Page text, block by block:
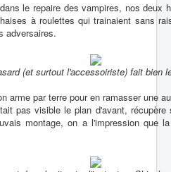
le repaire des vampires, nos deux
à roulettes qui trainaient sans
adversaires.
(et surtout l'accessoiriste) fait bien
arme par terre pour en ramasser une
pas visible le plan d'avant,
montage, on a l'impression que